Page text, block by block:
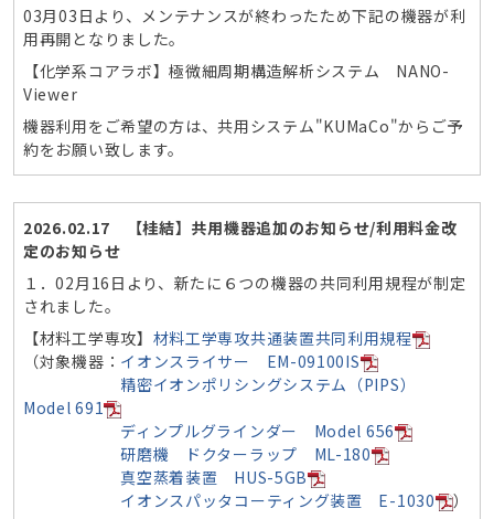
03月03日より、メンテナンスが終わったため下記の機器が利
用再開となりました。
【化学系コアラボ】極微細周期構造解析システム NANO-
Viewer
機器利用をご希望の方は、共用システム"KUMaCo"からご予
約をお願い致します。
2026.02.17 【桂結】共用機器追加のお知らせ/利用料金改
定のお知らせ
１．02月16日より、新たに６つの機器の共同利用規程が制定
されました。
【材料工学専攻】 材料工学専攻共通装置共同利用規程
（対象機器： イオンスライサー EM-09100IS
精密イオンポリシングシステム（PIPS）
Model 691
ディンプルグラインダー Model 656
研磨機 ドクターラップ ML-180
真空蒸着装置 HUS-5GB
イオンスパッタコーティング装置 E-1030
）